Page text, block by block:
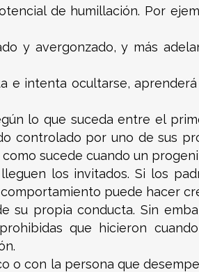
de humillación. Por
y avergonzado, y más
e intenta ocultarse,
lo que suceda entre el
controlado por uno de sus
sucede cuando un
los invitados. Si los
puede hacer
su propia conducta. Sin
que hicieron
o con la persona que